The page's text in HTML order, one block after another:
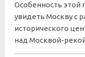
Особенность этой
увидеть Москву с
исторического
над Москвой-